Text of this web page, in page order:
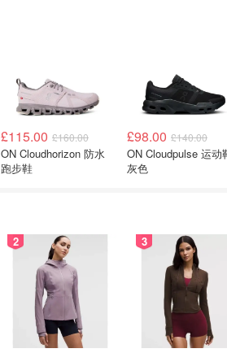
£115.00 £160.00
ON Cloudhorizon 防水
跑步鞋
£98.00 £140.00
ON Cloudpulse 运动
灰色
2 3